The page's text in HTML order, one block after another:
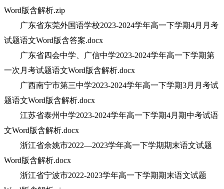
Word版含解析.zip
广东省东莞外国语学校2023-2024学年高一下学期4月月考
试题语文Word版含答案.docx
广东省四会中学、广信中学2023-2024学年高一下学期第
一次月考试题语文Word版含解析.docx
广西南宁市第三中学2023-2024学年高一下学期3月月考试
题语文Word版含解析.docx
江苏省泰州中学2023-2024学年高一下学期4月期中考试语
文Word版含解析.docx
浙江省余姚市2022—2023学年高一下学期期末语文试题
Word版含解析.docx
浙江省宁波市2022-2023学年高一下学期期末语文试题